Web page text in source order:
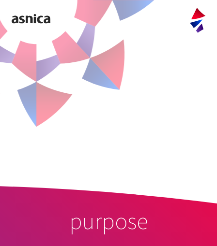
company
purpose
values
WEB SYSTEM
WEB SOLUTION
purpose